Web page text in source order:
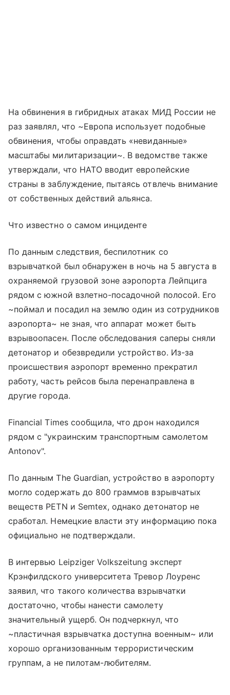
На обвинения в гибридных атаках МИД России не
раз заявлял, что ~Европа использует подобные
обвинения, чтобы оправдать «невиданные»
масштабы милитаризации~. В ведомстве также
утверждали, что НАТО вводит европейские
страны в заблуждение, пытаясь отвлечь внимание
от собственных действий альянса.
Что известно о самом инциденте
По данным следствия, беспилотник со
взрывчаткой был обнаружен в ночь на 5 августа в
охраняемой грузовой зоне аэропорта Лейпцига
рядом с южной взлетно-посадочной полосой. Его
~поймал и посадил на землю один из сотрудников
аэропорта~ не зная, что аппарат может быть
взрывоопасен. После обследования саперы сняли
детонатор и обезвредили устройство. Из-за
происшествия аэропорт временно прекратил
работу, часть рейсов была перенаправлена в
другие города.
Financial Times сообщила, что дрон находился
рядом с "украинским транспортным самолетом
Antonov".
По данным The Guardian, устройство в аэропорту
могло содержать до 800 граммов взрывчатых
веществ PETN и Semtex, однако детонатор не
сработал. Немецкие власти эту информацию пока
официально не подтверждали.
В интервью Leipziger Volkszeitung эксперт
Крэнфилдского университета Тревор Лоуренс
заявил, что такого количества взрывчатки
достаточно, чтобы нанести самолету
значительный ущерб. Он подчеркнул, что
~пластичная взрывчатка доступна военным~ или
хорошо организованным террористическим
группам, а не пилотам-любителям.